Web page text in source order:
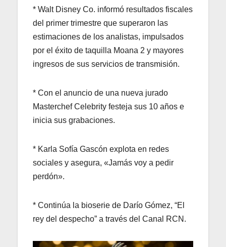
* Walt Disney Co. informó resultados fiscales
del primer trimestre que superaron las
estimaciones de los analistas, impulsados
por el éxito de taquilla Moana 2 y mayores
ingresos de sus servicios de transmisión.
* Con el anuncio de una nueva jurado
Masterchef Celebrity festeja sus 10 años e
inicia sus grabaciones.
* Karla Sofía Gascón explota en redes
sociales y asegura, «Jamás voy a pedir
perdón».
* Continúa la bioserie de Darío Gómez, “El
rey del despecho” a través del Canal RCN.